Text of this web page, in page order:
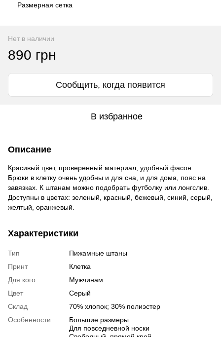
Размерная сетка
Нет в наличии
890 грн
Сообщить, когда появится
В избранное
Описание
Красивый цвет, проверенный материал, удобный фасон.
Брюки в клетку очень удобны и для сна, и для дома, пояс на
завязках. К штанам можно подобрать футболку или лонгслив.
Доступны в цветах: зеленый, красный, бежевый, синий, серый,
желтый, оранжевый.
Характеристики
Тип
Пижамные штаны
Принт
Клетка
Для кого
Мужчинам
Цвет
Серый
Склад
70% хлопок; 30% полиэстер
Особенности
Большие размеры
Для повседневной носки